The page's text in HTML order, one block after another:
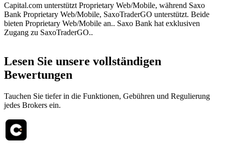
Capital.com unterstützt Proprietary Web/Mobile, während Saxo
Bank Proprietary Web/Mobile, SaxoTraderGO unterstützt. Beide
bieten Proprietary Web/Mobile an.. Saxo Bank hat exklusiven
Zugang zu SaxoTraderGO..
Lesen Sie unsere vollständigen
Bewertungen
Tauchen Sie tiefer in die Funktionen, Gebühren und Regulierung
jedes Brokers ein.